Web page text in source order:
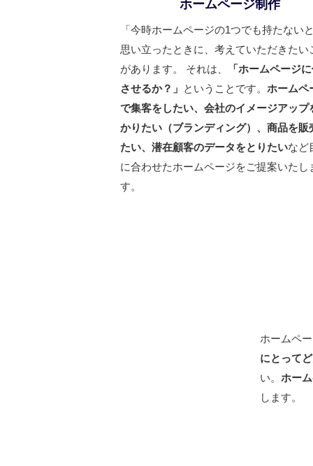
ホームページ制作
「今時ホームページの1つでも持たない
思い立ったときに、考えていただきたい
があります。 それは、
「ホームページ
させるか？」 ということです。 ホームペ
で集客をしたい、会社のイメージアップ
かりたい（ブランディング）、商品を販
たい、潜在顧客のデータをとりたいなど
に合わせたホームページをご提案いたし
す。
ホームペ
にとって
い。 ホー
します。